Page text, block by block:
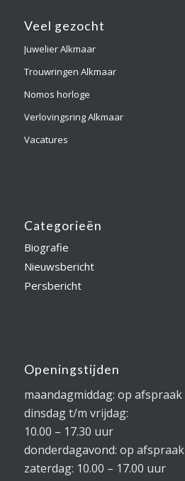
Veel gezocht
Juwelier Alkmaar
Trouwringen Alkmaar
Nomos horloge
Verlovingsring Alkmaar
Vacatures
Categorieën
Biografie
Nieuwsbericht
Persbericht
Openingstijden
maandagmiddag: op afspraak
dinsdag t/m vrijdag:
10.00 – 17.30 uur
donderdagavond: op afspraak
zaterdag: 10.00 – 17.00 uur